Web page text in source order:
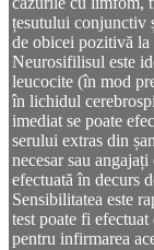
țesutului conjunctiv
de obicei pozitivă la
Neurosifilisul este
leucocite (în mod
în lichidul
imediat se poate
serului extras din
necesar sau
efectuată în decurs
Sensibilitatea este
test poate fi
pentru infirmarea